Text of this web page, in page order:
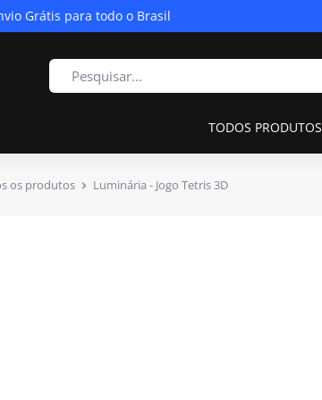
Grátis para todo o Brasil
TODOS PRODUTOS
os produtos Luminária - Jogo Tetris 3D